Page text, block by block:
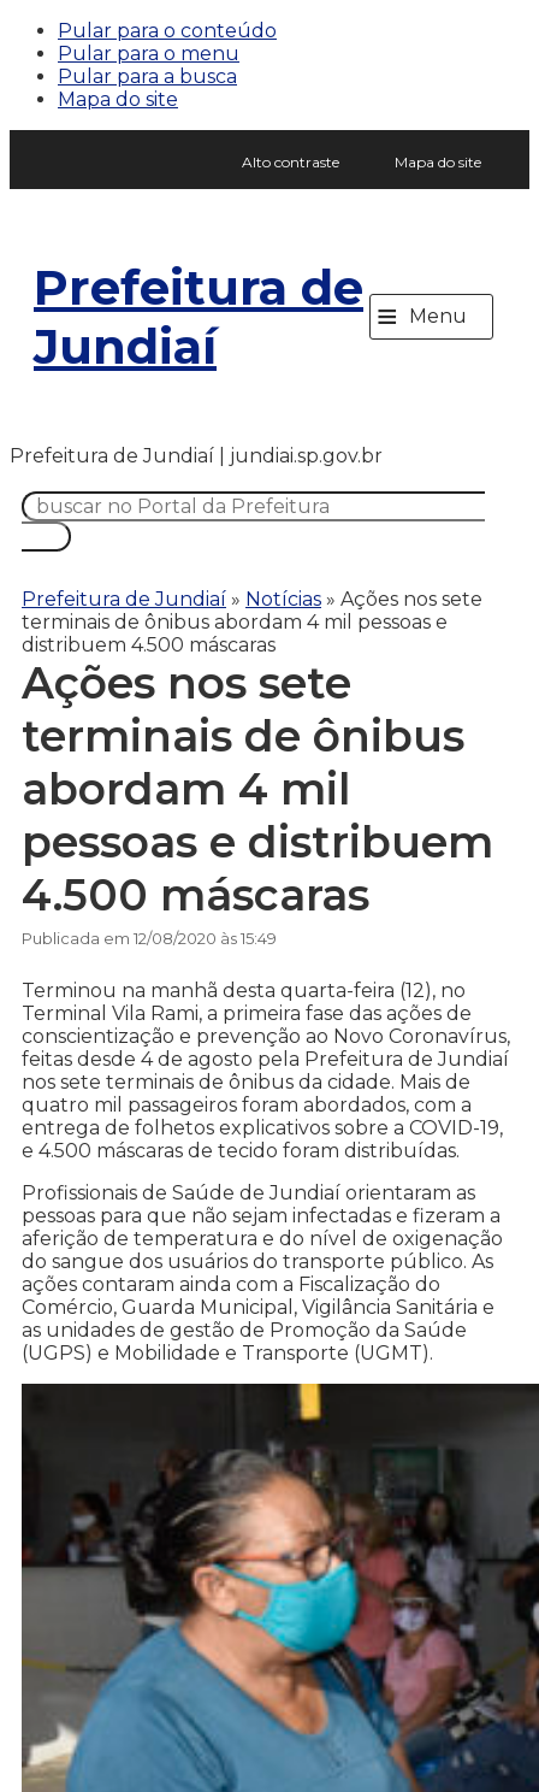
Pular para o conteúdo
Pular para o menu
Pular para a busca
Mapa do site
Alto contraste Mapa do site
Prefeitura de
Jundiaí
≡ Menu
Prefeitura de Jundiaí | jundiai.sp.gov.br
Prefeitura de Jundiaí » Notícias » Ações nos sete
terminais de ônibus abordam 4 mil pessoas e
distribuem 4.500 máscaras
Ações nos sete
terminais de ônibus
abordam 4 mil
pessoas e distribuem
4.500 máscaras
Publicada em 12/08/2020 às 15:49
Terminou na manhã desta quarta-feira (12), no
Terminal Vila Rami, a primeira fase das ações de
conscientização e prevenção ao Novo Coronavírus,
feitas desde 4 de agosto pela Prefeitura de Jundiaí
nos sete terminais de ônibus da cidade. Mais de
quatro mil passageiros foram abordados, com a
entrega de folhetos explicativos sobre a COVID-19,
e 4.500 máscaras de tecido foram distribuídas.
Profissionais de Saúde de Jundiaí orientaram as
pessoas para que não sejam infectadas e fizeram a
aferição de temperatura e do nível de oxigenação
do sangue dos usuários do transporte público. As
ações contaram ainda com a Fiscalização do
Comércio, Guarda Municipal, Vigilância Sanitária e
as unidades de gestão de Promoção da Saúde
(UGPS) e Mobilidade e Transporte (UGMT).